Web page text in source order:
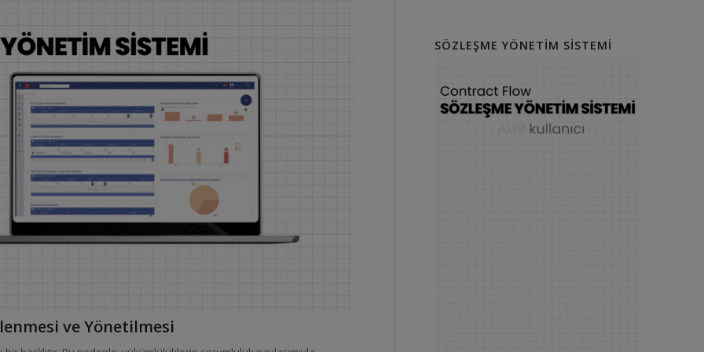
ve Yönetilmesi
SÖZLEŞME YÖNETIM SISTEMI